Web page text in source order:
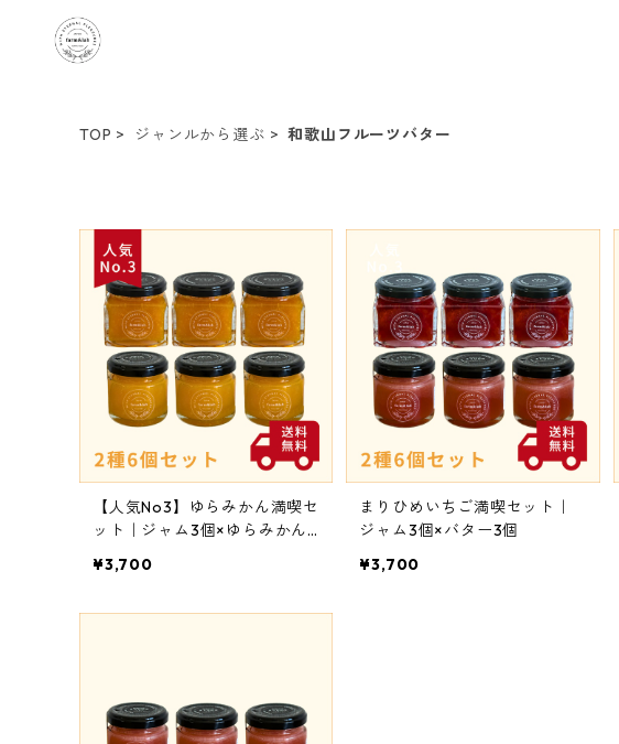
TOP ジャンルから選ぶ 和歌山フルーツバター
【人気No3】ゆらみかん満喫セ
ット｜ジャム3個×ゆらみかん
¥3,700
まりひめいちご満喫セット｜
ジャム3個×バター3個
¥3,700